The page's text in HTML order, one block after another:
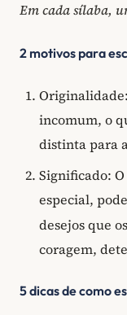
Em cada sílaba,
2 motivos para
incomum, o
distinta para
Significado:
especial,
desejos que
coragem,
5 dicas de como